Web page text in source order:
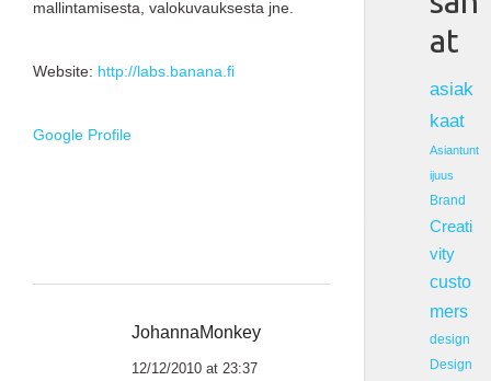
mallintamisesta, valokuvauksesta jne.
Website: http://labs.banana.fi
Google Profile
JohannaMonkey
12/12/2010 at 23:37
at
asiak
kaat
Asiantunt
ijuus
Brand
Creati
vity
custo
mers
design
Design